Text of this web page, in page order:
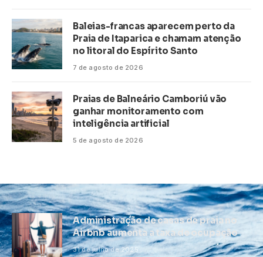
Baleias-francas aparecem perto da
Praia de Itaparica e chamam atenção
no litoral do Espírito Santo
7 de agosto de 2026
Praias de Balneário Camboriú vão
ganhar monitoramento com
inteligência artificial
5 de agosto de 2026
Administração de casas de praia no
Airbnb aumenta a taxa de ocupação
31 de julho de 2025